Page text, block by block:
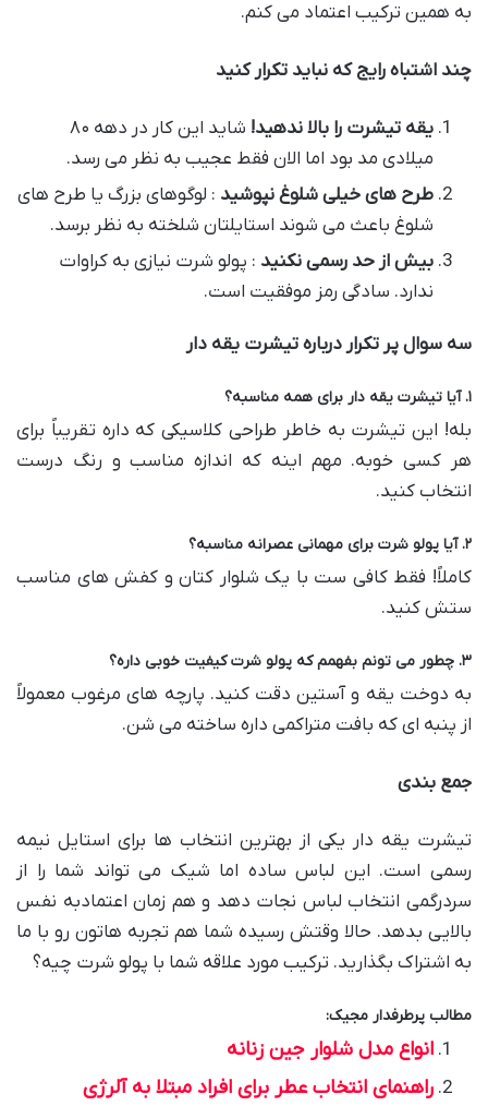
به همین ترکیب اعتماد می کنم.
چند اشتباه رایج که نباید تکرار کنید
یقه تیشرت را بالا ندهید!
شاید این کار در دهه ۸۰
میلادی مد بود اما الان فقط عجیب به نظر می رسد.
طرح های خیلی شلوغ نپوشید : لوگوهای بزرگ یا طرح های
شلوغ باعث می شوند استایلتان شلخته به نظر برسد.
بیش از حد رسمی نکنید : پولو شرت نیازی به کراوات
ندارد. سادگی رمز موفقیت است.
سه سوال پر تکرار درباره تیشرت یقه دار
۱.آیا تیشرت یقه دار برای همه مناسبه؟
بله! این تیشرت به خاطر طراحی کلاسیکی که داره تقریباً برای
هر کسی خوبه. مهم اینه که اندازه مناسب و رنگ درست
انتخاب کنید.
۲.آیا پولو شرت برای مهمانی عصرانه مناسبه؟
کاملاً! فقط کافی ست با یک شلوار کتان و کفش های مناسب
ستش کنید.
۳. چطور می تونم بفهمم که پولو شرت کیفیت خوبی داره؟
به دوخت یقه و آستین دقت کنید. پارچه های مرغوب معمولاً
از پنبه ای که بافت متراکمی داره ساخته می شن.
جمع بندی
تیشرت یقه دار یکی از بهترین انتخاب ها برای استایل نیمه
رسمی است. این لباس ساده اما شیک می تواند شما را از
سردرگمی انتخاب لباس نجات دهد و هم زمان اعتمادبه نفس
بالایی بدهد. حالا وقتش رسیده شما هم تجربه هاتون رو با ما
به اشتراک بگذارید. ترکیب مورد علاقه شما با پولو شرت چیه؟
مطالب پرطرفدار مجیک:
انواع مدل شلوار جین زنانه
راهنمای انتخاب عطر برای افراد مبتلا به آلرژی